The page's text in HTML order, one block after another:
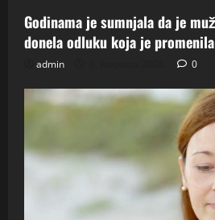
Godinama je sumnjala da je
donela odluku koja je
admin 0